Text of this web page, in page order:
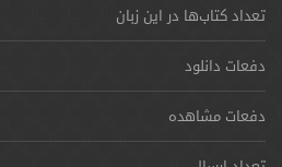
تعداد کتاب‌ها در این زبان
دفعات دانلود
دفعات مشاهده